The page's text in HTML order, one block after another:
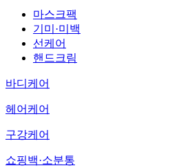
마스크팩
기미·미백
선케어
핸드크림
바디케어
헤어케어
구강케어
쇼핑백·소분통